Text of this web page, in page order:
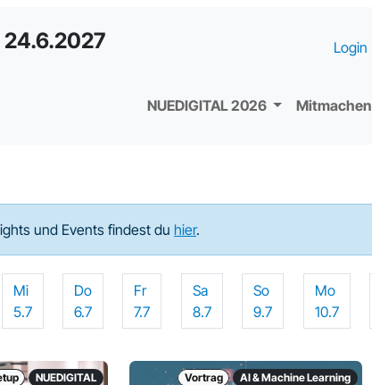
24.6.2027
NUEDIGITAL 2026 Mitmachen
Login
und Events findest du hier.
Mi
5.7
Do
6.7
Fr
7.7
Sa
8.7
So
9.7
Mo
10.7
NUEDIGITAL Vortrag AI & Machine Learning